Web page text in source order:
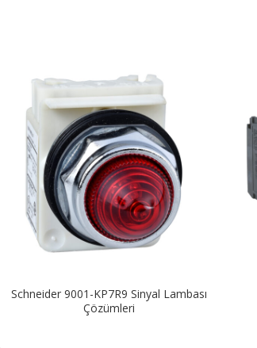
Schneider 9001-KP7R9 Sinyal Lambası
Çözümleri